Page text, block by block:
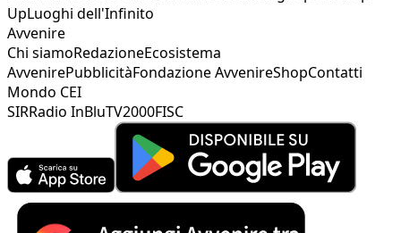
UpLuoghi dell'Infinito
Avvenire
Chi siamoRedazioneEcosistema
AvvenirePubblicitàFondazione AvvenireShopContatti
Mondo CEI
SIRRadio InBluTV2000FISC